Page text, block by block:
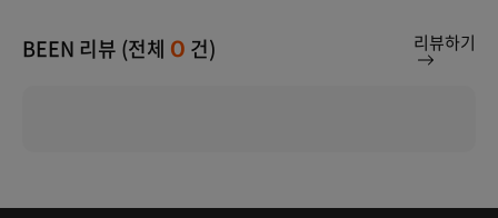
BEEN 리뷰 (전체 0 건) 리뷰하기